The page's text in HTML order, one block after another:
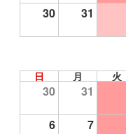
30 31
日 月 火
30 31
6 7